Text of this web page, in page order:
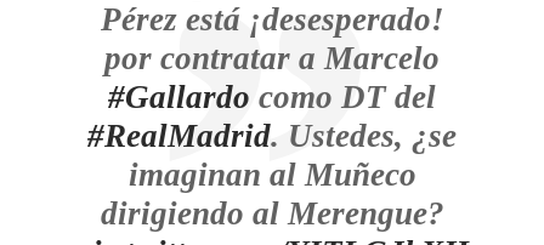
Pérez está ¡desesperado!
por contratar a Marcelo
#Gallardo como DT del
#RealMadrid. Ustedes, ¿se
imaginan al Muñeco
dirigiendo al Merengue?